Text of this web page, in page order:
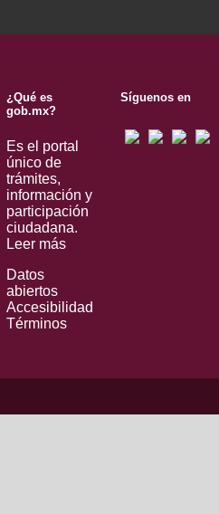
¿Qué es
gob.mx?
Es el portal
único de
trámites,
información y
participación
ciudadana.
Leer más
Datos
abiertos
Accesibilidad
Términos
Síguenos en